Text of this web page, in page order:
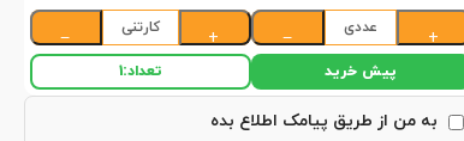
+
عددی
−
+
کارتنی
−
پیش خرید تعداد:1
به من از طریق پیامک اطلاع بده